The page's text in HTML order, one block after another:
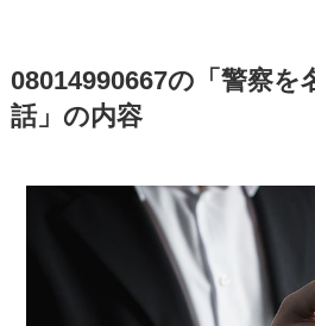
08014990667の「警察を
話」の内容